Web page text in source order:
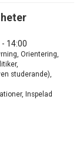
- 14:00
Orientering,
studerande),
Inspelad